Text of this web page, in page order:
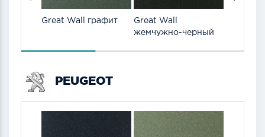
Great Wall графит
Great Wall
жемчужно-черный
PEUGEOT